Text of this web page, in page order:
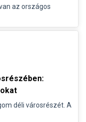
az országos
déli városrészét. A